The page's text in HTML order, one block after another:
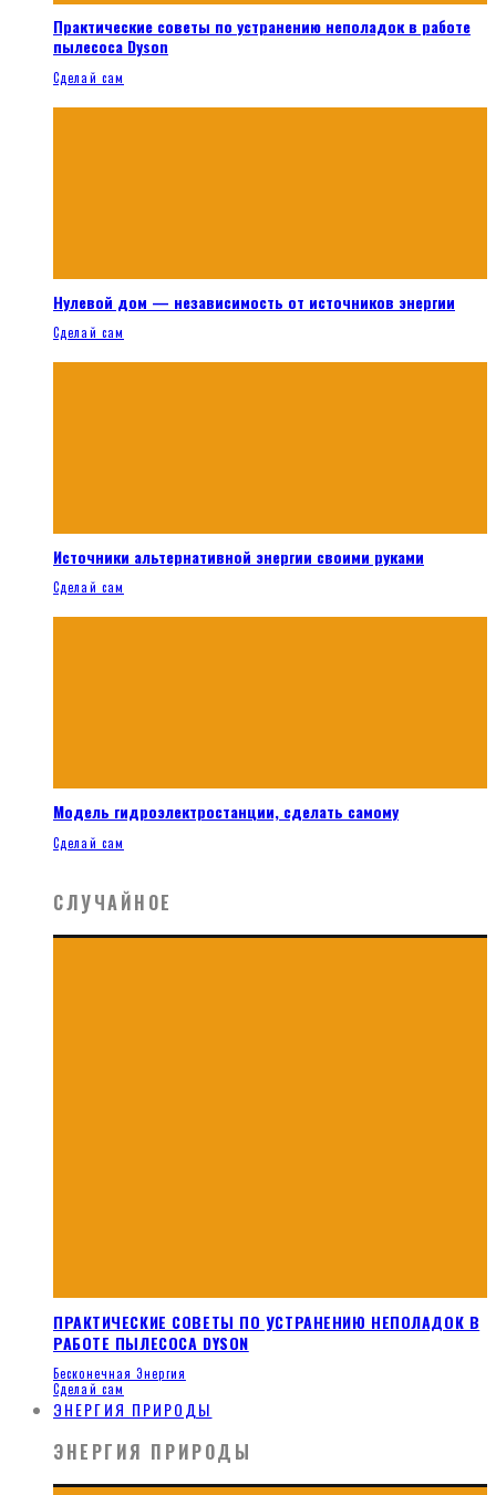
Практические советы по устранению неполадок в работе
пылесоса Dyson
Сделай сам
Нулевой дом — независимость от источников энергии
Сделай сам
Источники альтернативной энергии своими руками
Сделай сам
Модель гидроэлектростанции, сделать самому
Сделай сам
СЛУЧАЙНОЕ
ПРАКТИЧЕСКИЕ СОВЕТЫ ПО УСТРАНЕНИЮ НЕПОЛАДОК В
РАБОТЕ ПЫЛЕСОСА DYSON
Бесконечная Энергия
Сделай сам
ЭНЕРГИЯ ПРИРОДЫ
ЭНЕРГИЯ ПРИРОДЫ